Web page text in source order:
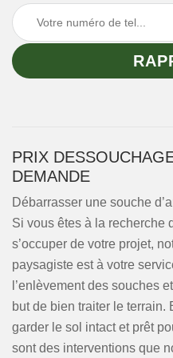
PRIX
DEMANDE
Débarrasser une souche
Si vous êtes à la recherche
s’occuper de votre projet,
paysagiste est à votre
l’enlèvement des souches
but de bien traiter le terrain.
garder le sol intact et prêt
sont des interventions que